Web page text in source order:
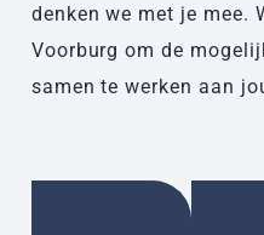
denken we met je mee.
Voorburg om de
samen te werken aan